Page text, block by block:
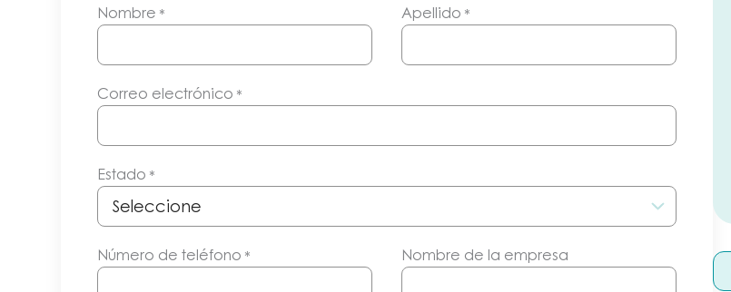
Nombre * Apellido *
Correo electrónico *
Estado *
Número de teléfono * Nombre de la empresa